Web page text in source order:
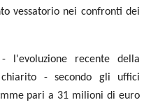
vessatorio nei confronti dei
l'evoluzione recente della
- secondo gli uffici
pari a 31 milioni di euro